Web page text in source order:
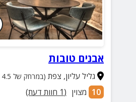
אבנים טובות
גליל עליון, צפת (במרחק של 4.5 ק"מ)
10 מצוין (
1 חוות דעת)